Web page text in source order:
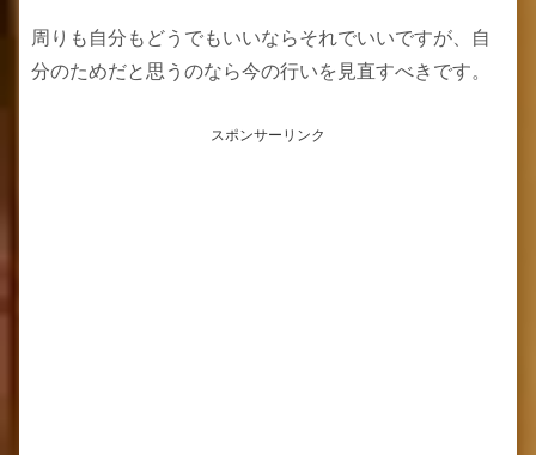
周りも自分もどうでもいいならそれでいいですが、自
分のためだと思うのなら今の行いを見直すべきです。
スポンサーリンク